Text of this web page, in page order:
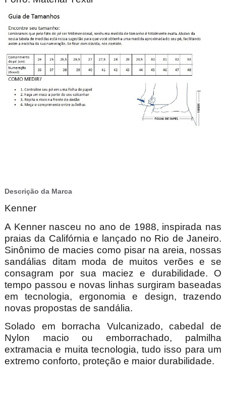
Descrição da Marca
Kenner
A Kenner nasceu no ano de 1988, inspirada nas
praias da Califórnia e lançado no Rio de Janeiro.
Sinônimo de macies como pisar na areia, nossas
sandálias ditam moda de muitos verões e se
consagram por sua maciez e durabilidade. O
tempo passou e novas linhas surgiram baseadas
em tecnologia, ergonomia e design, trazendo
novas propostas de sandália.
Solado em borracha Vulcanizado, cabedal de
Nylon macio ou emborrachado, palmilha
extramacia e muita tecnologia, tudo isso para um
extremo conforto, proteção e maior durabilidade.